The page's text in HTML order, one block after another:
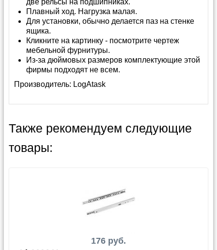
две рельсы на подшипниках.
Плавный ход. Нагрузка малая.
Для установки, обычно делается паз на стенке
ящика.
Кликните на картинку - посмотрите чертеж
мебельной фурнитуры.
Из-за дюймовых размеров комплектующие этой
фирмы подходят не всем.
Производитель: LogAtask
Также рекомендуем следующие
товары:
176 руб.